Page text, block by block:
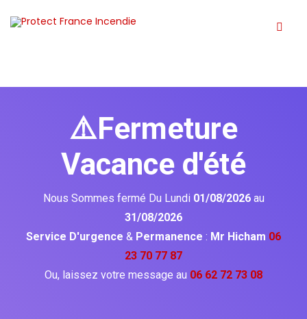
⚠️Fermeture
Vacance d'été
Nous Sommes fermé Du Lundi 01/08/2026 au
31/08/2026
Service D'urgence & Permanence : Mr Hicham 06
23 70 77 87
Ou, laissez votre message au 06 62 72 73 08